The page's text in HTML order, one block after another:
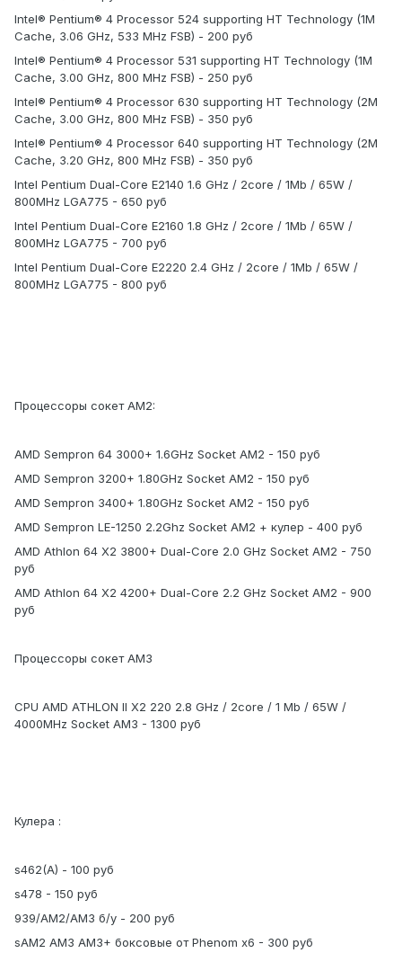
Intel® Pentium® 4 Processor 524 supporting HT Technology (1M
Cache, 3.06 GHz, 533 MHz FSB) - 200 руб
Intel® Pentium® 4 Processor 531 supporting HT Technology (1M
Cache, 3.00 GHz, 800 MHz FSB) - 250 руб
Intel® Pentium® 4 Processor 630 supporting HT Technology (2M
Cache, 3.00 GHz, 800 MHz FSB) - 350 руб
Intel® Pentium® 4 Processor 640 supporting HT Technology (2M
Cache, 3.20 GHz, 800 MHz FSB) - 350 руб
Intel Pentium Dual-Core E2140 1.6 GHz / 2core / 1Mb / 65W /
800MHz LGA775 - 650 руб
Intel Pentium Dual-Core E2160 1.8 GHz / 2core / 1Mb / 65W /
800MHz LGA775 - 700 руб
Intel Pentium Dual-Core E2220 2.4 GHz / 2core / 1Mb / 65W /
800MHz LGA775 - 800 руб
Процессоры сокет AM2:
AMD Sempron 64 3000+ 1.6GHz Socket AM2 - 150 руб
AMD Sempron 3200+ 1.80GHz Socket AM2 - 150 руб
AMD Sempron 3400+ 1.80GHz Socket AM2 - 150 руб
AMD Sempron LE-1250 2.2Ghz Socket AM2 + кулер - 400 руб
AMD Athlon 64 X2 3800+ Dual-Core 2.0 GHz Socket AM2 - 750
руб
AMD Athlon 64 X2 4200+ Dual-Core 2.2 GHz Socket AM2 - 900
руб
Процессоры сокет AM3
CPU AMD ATHLON II X2 220 2.8 GHz / 2core / 1 Mb / 65W /
4000MHz Socket AM3 - 1300 руб
Кулера :
s462(A) - 100 руб
s478 - 150 руб
939/AM2/AM3 б/у - 200 руб
sAM2 AM3 AM3+ боксовые от Phenom x6 - 300 руб